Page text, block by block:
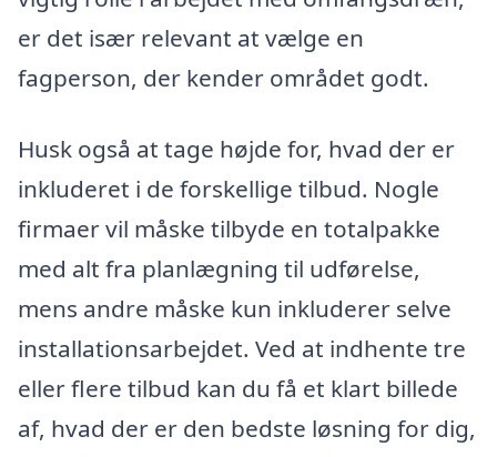
er det især relevant at vælge en
fagperson, der kender området godt.
Husk også at tage højde for, hvad der er
inkluderet i de forskellige tilbud. Nogle
firmaer vil måske tilbyde en totalpakke
med alt fra planlægning til udførelse,
mens andre måske kun inkluderer selve
installationsarbejdet. Ved at indhente tre
eller flere tilbud kan du få et klart billede
af, hvad der er den bedste løsning for dig,